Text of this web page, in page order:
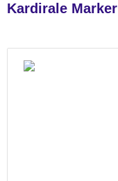
Kardirale Marker